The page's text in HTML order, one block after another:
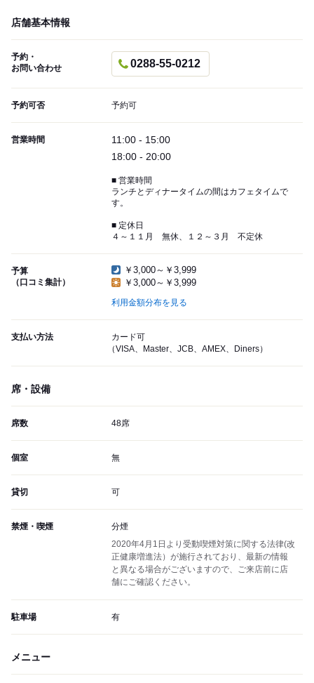
店舗基本情報
予約・
お問い合わせ
0288-55-0212
予約可否 予約可
営業時間
11:00 - 15:00
18:00 - 20:00
■ 営業時間
ランチとディナータイムの間はカフェタイムで
す。
■ 定休日
４～１１月 無休、１２～３月 不定休
予算
（口コミ集計）
￥3,000～￥3,999
￥3,000～￥3,999
利用金額分布を見る
支払い方法
カード可
（VISA、Master、JCB、AMEX、Diners）
席・設備
席数 48席
個室 無
貸切 可
禁煙・喫煙
分煙
2020年4月1日より受動喫煙対策に関する法律(改
正健康増進法）が施行されており、最新の情報
と異なる場合がございますので、ご来店前に店
舗にご確認ください。
駐車場 有
メニュー